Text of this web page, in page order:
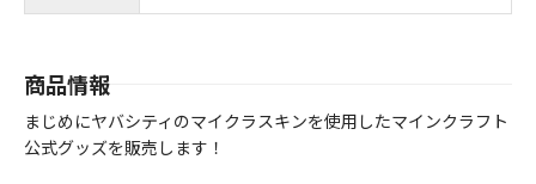
商品情報
まじめにヤバシティのマイクラスキンを使用したマインクラフト
公式グッズを販売します！